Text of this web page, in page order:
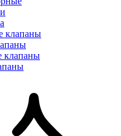
клапаны
клапаны